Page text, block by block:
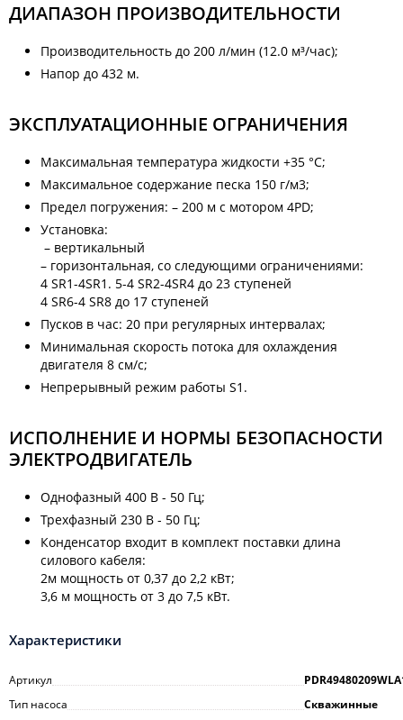
ДИАПАЗОН ПРОИЗВОДИТЕЛЬНОСТИ
Производительность до 200 л/мин (12.0 м³/час);
Напор до 432 м.
ЭКСПЛУАТАЦИОННЫЕ ОГРАНИЧЕНИЯ
Максимальная температура жидкости +35 °C;
Максимальное содержание песка 150 г/м3;
Предел погружения: – 200 м с мотором 4PD;
Установка:
– вертикальный
– горизонтальная, со следующими ограничениями:
4 SR1-4SR1. 5-4 SR2-4SR4 до 23 ступеней
4 SR6-4 SR8 до 17 ступеней
Пусков в час: 20 при регулярных интервалах;
Минимальная скорость потока для охлаждения
двигателя 8 см/с;
Непрерывный режим работы S1.
ИСПОЛНЕНИЕ И НОРМЫ БЕЗОПАСНОСТИ
ЭЛЕКТРОДВИГАТЕЛЬ
Однофазный 400 В - 50 Гц;
Трехфазный 230 В - 50 Гц;
Конденсатор входит в комплект поставки длина
силового кабеля:
2м мощность от 0,37 до 2,2 кВт;
3,6 м мощность от 3 до 7,5 кВт.
Характеристики
Артикул
Тип насоса
Скважинные